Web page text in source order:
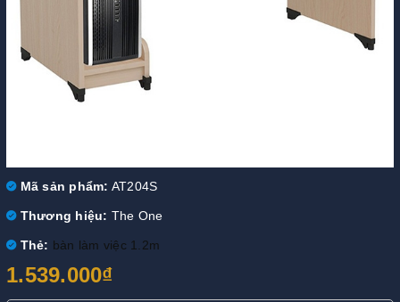
Mã sản phẩm: AT204S
Thương hiệu: The One
Thẻ: bàn làm việc 1.2m
1.539.000₫